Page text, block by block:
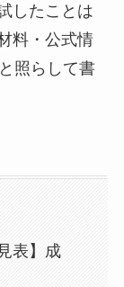
したことは
料・公式情
照らして書
表】成